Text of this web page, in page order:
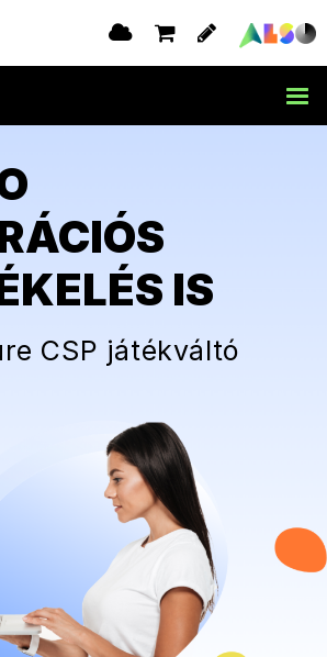
IS
CSP játékváltó